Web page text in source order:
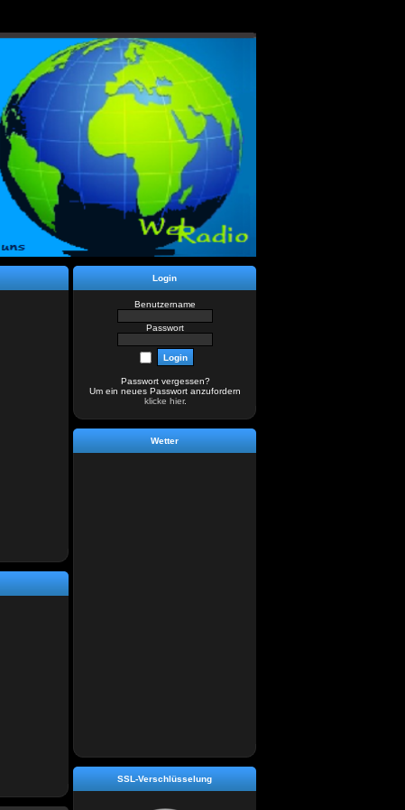
Login
Benutzername
Passwort
Passwort vergessen?
Um ein neues Passwort anzufordern
klicke hier.
Wetter
SSL-Verschlüsselung